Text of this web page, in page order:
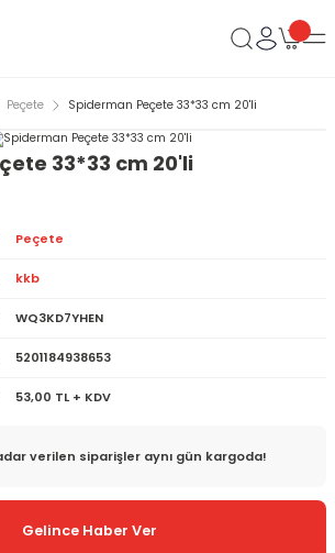
Peçete Spiderman Peçete 33*33 cm 20'li
33*33 cm 20'li
Peçete
kkb
WQ3KD7YHEN
5201184938653
53,00 TL + KDV
verilen siparişler aynı gün kargoda!
Gelince Haber Ver